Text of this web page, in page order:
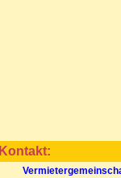
Kontakt: